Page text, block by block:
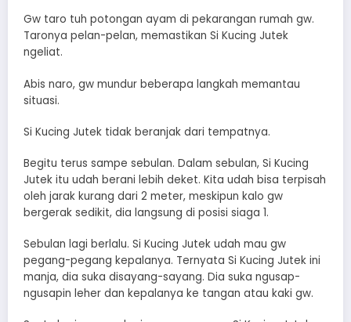
Gw taro tuh potongan ayam di pekarangan rumah gw.
Taronya pelan-pelan, memastikan Si Kucing Jutek
ngeliat.
Abis naro, gw mundur beberapa langkah memantau
situasi.
Si Kucing Jutek tidak beranjak dari tempatnya.
Begitu terus sampe sebulan. Dalam sebulan, Si Kucing
Jutek itu udah berani lebih deket. Kita udah bisa terpisah
oleh jarak kurang dari 2 meter, meskipun kalo gw
bergerak sedikit, dia langsung di posisi siaga 1.
Sebulan lagi berlalu. Si Kucing Jutek udah mau gw
pegang-pegang kepalanya. Ternyata Si Kucing Jutek ini
manja, dia suka disayang-sayang. Dia suka ngusap-
ngusapin leher dan kepalanya ke tangan atau kaki gw.